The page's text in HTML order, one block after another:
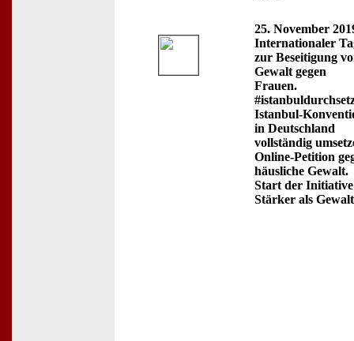
25. November
Internationaler
zur Beseitigung
Gewalt gegen
Frauen.
Istanbul-
in Deutschland
vollständig
Online-Petition
häusliche Gewalt.
Start der Initiative
Stärker als Gewalt